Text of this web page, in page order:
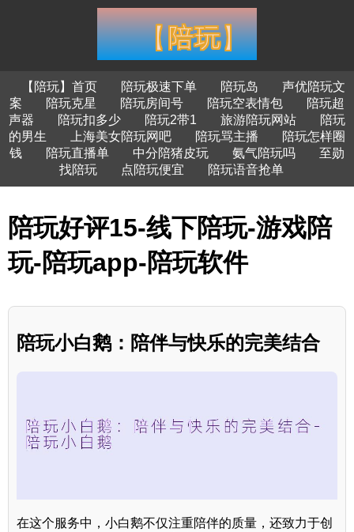
【陪玩】首页 陪玩极速下单 陪玩岛
声优陪玩文
案
陪玩克星 陪玩房间号 陪玩空表情包
陪玩超
声器
陪玩扣多少 陪玩2带1 旅游陪玩网站
陪玩
的男生
上海美女陪玩网吧 陪玩骂主播
陪玩怎样圈
钱
陪玩直播单 中分陪猪皮玩 氨气陪玩吗
至勋
找陪玩
点陪玩便宜 陪玩语音抢单
陪玩好评15-线下陪玩-游戏陪
玩-陪玩app-陪玩软件
陪玩小白鹅：陪伴与快乐的完美结合
在这个服务中，小白鹅不仅注重陪伴的质量，还致力于创